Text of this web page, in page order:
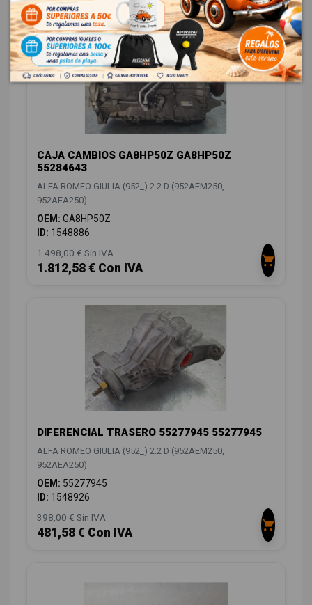
CAJA CAMBIOS GA8HP50Z GA8HP50Z
55284643
ALFA ROMEO GIULIA (952_) 2.2 D (952AEM250,
952AEA250)
OEM: GA8HP50Z
ID: 1548886
1.498,00 € Sin IVA
1.812,58 € Con IVA
DIFERENCIAL TRASERO 55277945 55277945
ALFA ROMEO GIULIA (952_) 2.2 D (952AEM250,
952AEA250)
OEM: 55277945
ID: 1548926
398,00 € Sin IVA
481,58 € Con IVA